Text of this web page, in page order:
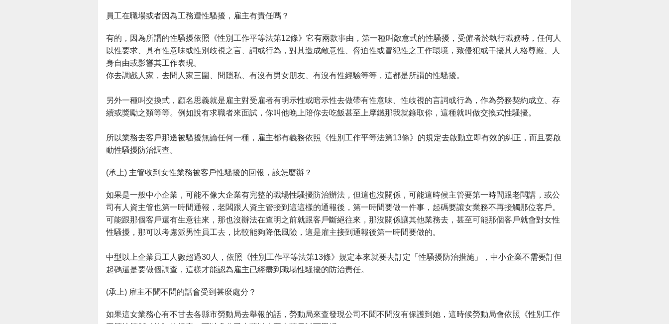
員工在職場或者因為工務遭性騷擾，雇主有責任嗎？
有的，因為所謂的性騷擾依照《性別工作平等法第12條》它有兩款事由，第一種叫敵意式的性騷擾，受僱者於執行職務時，任何人
以性要求、具有性意味或性別歧視之言、詞或行為，對其造成敵意性、脅迫性或冒犯性之工作環境，致侵犯或干擾其人格尊嚴、人
身自由或影響其工作表現。
你去調戲人家，去問人家三圍、問隱私、有沒有男女朋友、有沒有性經驗等等，這都是所謂的性騷擾。
另外一種叫交換式，顧名思義就是雇主對受雇者有明示性或暗示性去做帶有性意味、性歧視的言詞或行為，作為勞務契約成立、存
續或獎勵之類等等。例如說有求職者來面試，你叫他晚上陪你去吃飯甚至上摩鐵那我就錄取你，這種就叫做交換式性騷擾。
所以業務去客戶那邊被騷擾無論任何一種，雇主都有義務依照《性別工作平等法第13條》的規定去啟動立即有效的糾正，而且要啟
動性騷擾防治調查。
(承上) 主管收到女性業務被客戶性騷擾的回報，該怎麼辦？
如果是一般中小企業，可能不像大企業有完整的職場性騷擾防治辦法，但這也沒關係，可能這時候主管要第一時間跟老闆講，或公
司有人資主管也第一時間通報，老闆跟人資主管接到這這樣的通報後，第一時間要做一件事，起碼要讓女業務不再接觸那位客戶。
可能跟那個客戶還有生意往來，那也沒辦法在查明之前就跟客戶斷絕往來，那沒關係讓其他業務去，甚至可能那個客戶就會對女性
性騷擾，那可以考慮派男性員工去，比較能夠降低風險，這是雇主接到通報後第一時間要做的。
中型以上企業員工人數超過30人，依照《性別工作平等法第13條》規定本來就要去訂定「性騷擾防治措施」，中小企業不需要訂但
起碼還是要做個調查，這樣才能認為雇主已經盡到職場性騷擾的防治責任。
(承上) 雇主不聞不問的話會受到甚麼處分？
如果這女業務心有不甘去各縣市勞動局去舉報的話，勞動局來查發現公司不聞不問沒有保護到她，這時候勞動局會依照《性別工作